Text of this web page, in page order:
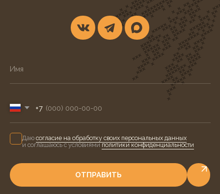
ЗОЛОТО & ДЕРЕВО
Деревянные фуршетные системы в сочетании